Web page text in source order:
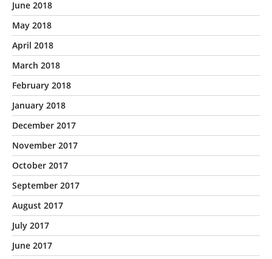
June 2018
May 2018
April 2018
March 2018
February 2018
January 2018
December 2017
November 2017
October 2017
September 2017
August 2017
July 2017
June 2017